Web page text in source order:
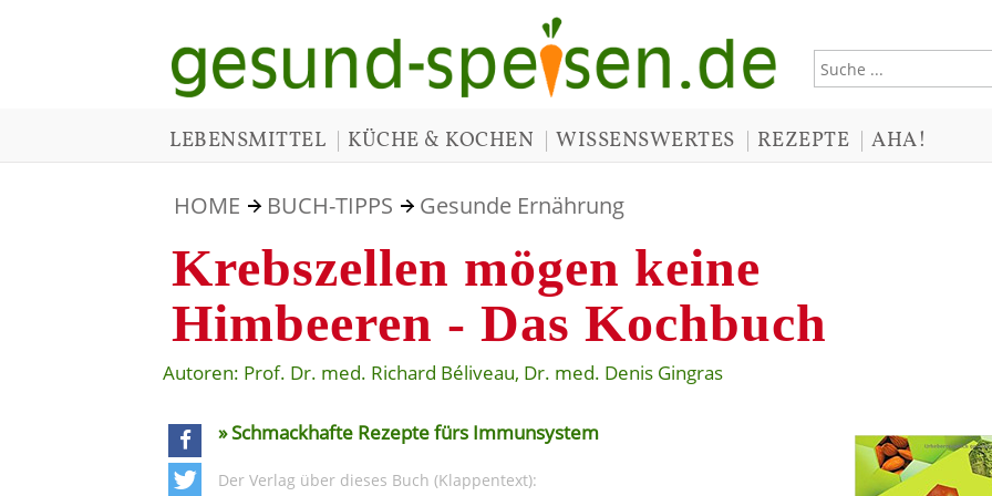
LEBENSMITTEL | KÜCHE & KOCHEN | WISSENSWERTES | REZEPTE | AHA!
HOME BUCH-TIPPS Gesunde Ernährung
Krebszellen mögen keine
Himbeeren - Das Kochbuch
Autoren: Prof. Dr. med. Richard Béliveau, Dr. med. Denis Gingras
teilen
» Schmackhafte Rezepte fürs Immunsystem
Der Verlag über dieses Buch (Klappentext):